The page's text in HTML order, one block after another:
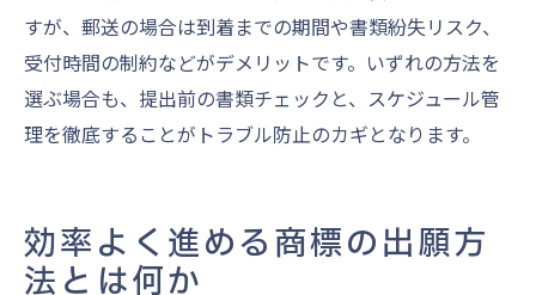
すが、郵送の場合は到着までの期間や書類紛失リスク、
受付時間の制約などがデメリットです。いずれの方法を
選ぶ場合も、提出前の書類チェックと、スケジュール管
理を徹底することがトラブル防止のカギとなります。
効率よく進める商標の出願方
法とは何か